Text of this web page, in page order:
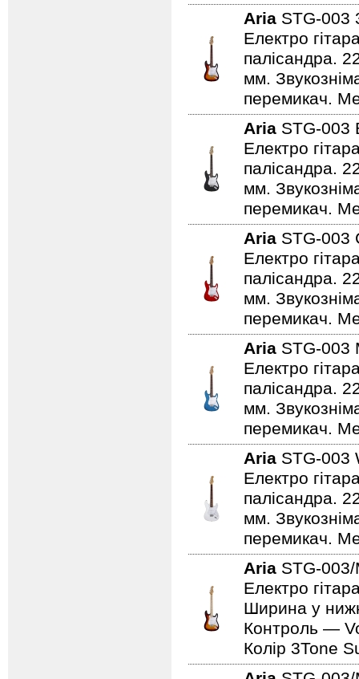
Aria STG-003
Електро
палісандра.
мм.
перемикач.
Aria STG-003
Електро
палісандра.
мм.
перемикач.
Aria STG-003
Електро
палісандра.
мм.
перемикач.
Aria STG-003
Електро
палісандра.
мм.
перемикач.
Aria STG-003
Електро
палісандра.
мм.
перемикач.
Aria STG-
Електро
Ширина у
Контроль —
Колір 3Tone